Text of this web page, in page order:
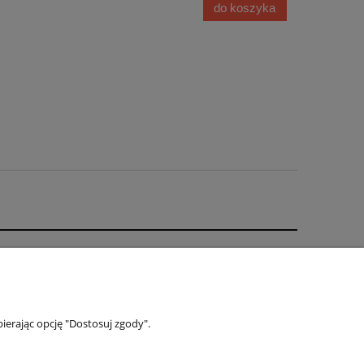
do koszyka
Linki
opcję "Dostosuj zgody".